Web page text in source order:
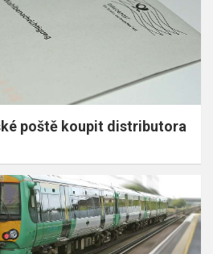
poště koupit distributora